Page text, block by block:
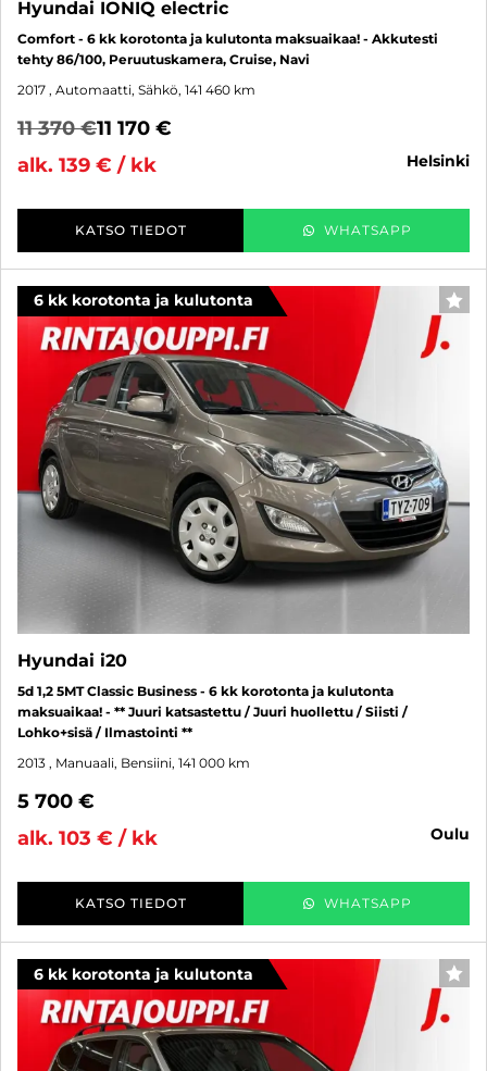
Hyundai IONIQ electric
Comfort - 6 kk korotonta ja kulutonta maksuaikaa! - Akkutesti
tehty 86/100, Peruutuskamera, Cruise, Navi
2017 , Automaatti, Sähkö, 141 460 km
11 370 €11 170 €
alk. 139 € / kk
helsinki
KATSO TIEDOT WHATSAPP
6 kk korotonta ja kulutonta
Hyundai i20
5d 1,2 5MT Classic Business - 6 kk korotonta ja kulutonta
maksuaikaa! - ** Juuri katsastettu / Juuri huollettu / Siisti /
Lohko+sisä / Ilmastointi **
2013 , Manuaali, Bensiini, 141 000 km
5 700 €
alk. 103 € / kk
oulu
KATSO TIEDOT WHATSAPP
6 kk korotonta ja kulutonta